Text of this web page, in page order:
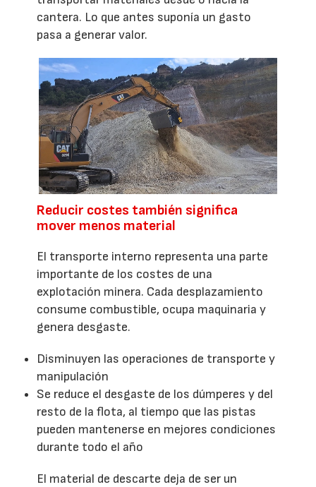
cantera. Lo que antes suponía un gasto
pasa a generar valor.
Reducir costes también significa
mover menos material
El transporte interno representa una parte
importante de los costes de una
explotación minera. Cada desplazamiento
consume combustible, ocupa maquinaria y
genera desgaste.
Disminuyen las operaciones de transporte y
manipulación
Se reduce el desgaste de los dúmperes y del
resto de la flota, al tiempo que las pistas
pueden mantenerse en mejores condiciones
durante todo el año
El material de descarte deja de ser un